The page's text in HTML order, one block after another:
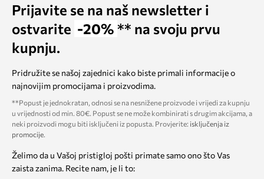
Prijavite se na naš newsletter i
ostvarite -20% ** na svoju prvu
kupnju.
Pridružite se našoj zajednici kako biste primali informacije o
najnovijim promocijama i proizvodima.
**Popust je jednokratan, odnosi se na nesnižene proizvode i vrijedi za kupnju
u vrijednosti od min. 80€. Popust se ne može kombinirati s drugim akcijama, a
neki proizvodi mogu biti isključeni iz popusta. Provjerite: isključenja iz
promocije
Želimo da u Vašoj pristigloj pošti primate samo ono što Vas
zaista zanima. Recite nam, je li to: